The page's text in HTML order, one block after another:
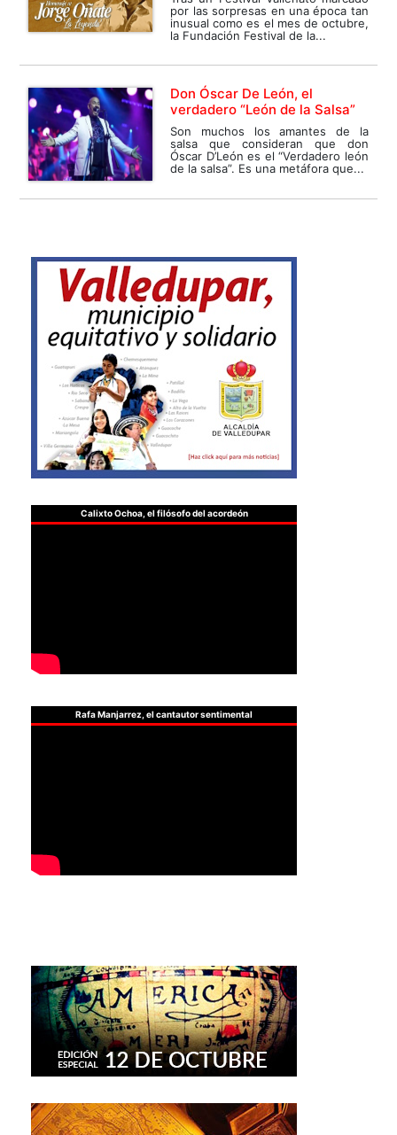
por las sorpresas en una época tan
inusual como es el mes de octubre,
la Fundación Festival de la...
Don Óscar De León, el
verdadero “León de la Salsa”
Son muchos los amantes de la
salsa que consideran que don
Óscar D’León es el “Verdadero león
de la salsa”. Es una metáfora que...
Calixto Ochoa, el filósofo del acordeón
Rafa Manjarrez, el cantautor sentimental